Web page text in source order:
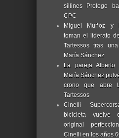
sillines Prologo
CPC
Miguel Muñoz y
toman el liderato
Tartessos tras
María Sánchez
La pareja Alberto
María Sánchez
crono que abre
Tartessos
Cinelli
bicicleta vuelve
original
Cinelli en los años